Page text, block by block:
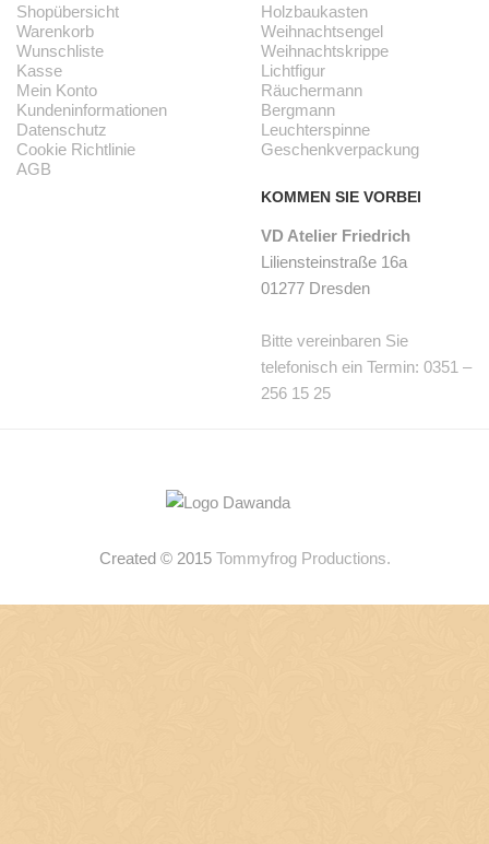
Shopübersicht
Warenkorb
Wunschliste
Kasse
Mein Konto
Kundeninformationen
Datenschutz
Cookie Richtlinie
AGB
Holzbaukasten
Weihnachtsengel
Weihnachtskrippe
Lichtfigur
Räuchermann
Bergmann
Leuchterspinne
Geschenkverpackung
KOMMEN SIE VORBEI
VD Atelier Friedrich
Liliensteinstraße 16a
01277 Dresden
Bitte vereinbaren Sie
telefonisch ein Termin: 0351 –
256 15 25
Created © 2015 Tommyfrog Productions.